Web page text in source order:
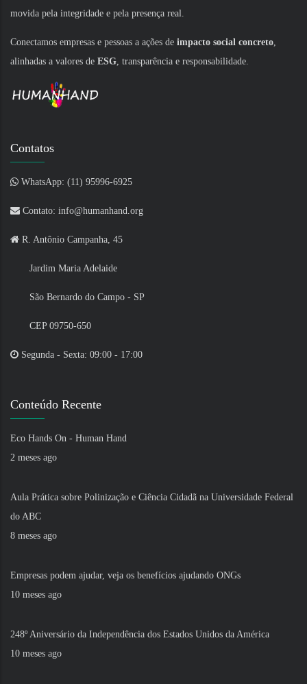
movida pela integridade e pela presença real.
Conectamos empresas e pessoas a ações de impacto social concreto
alinhadas a valores de ESG , transparência e responsabilidade.
Contatos
WhatsApp: (11) 95996-6925
Contato: info@humanhand.org
R. Antônio Campanha, 45
Jardim Maria Adelaide
São Bernardo do Campo - SP
CEP 09750-650
Segunda - Sexta: 09:00 - 17:00
Conteúdo Recente
Eco Hands On - Human Hand
2 meses ago
Aula Prática sobre Polinização e Ciência Cidadã na Universidade Federal
do ABC
8 meses ago
Empresas podem ajudar, veja os benefícios ajudando ONGs
10 meses ago
248º Aniversário da Independência dos Estados Unidos da América
10 meses ago